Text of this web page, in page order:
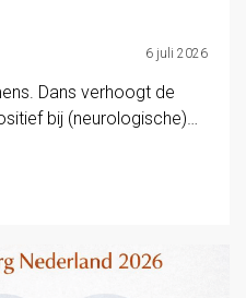
6 juli 2026
Dans verhoogt de
bij (neurologische)…